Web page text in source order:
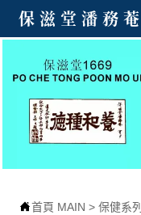
保滋堂潘務菴
首頁 MAIN >保健系列